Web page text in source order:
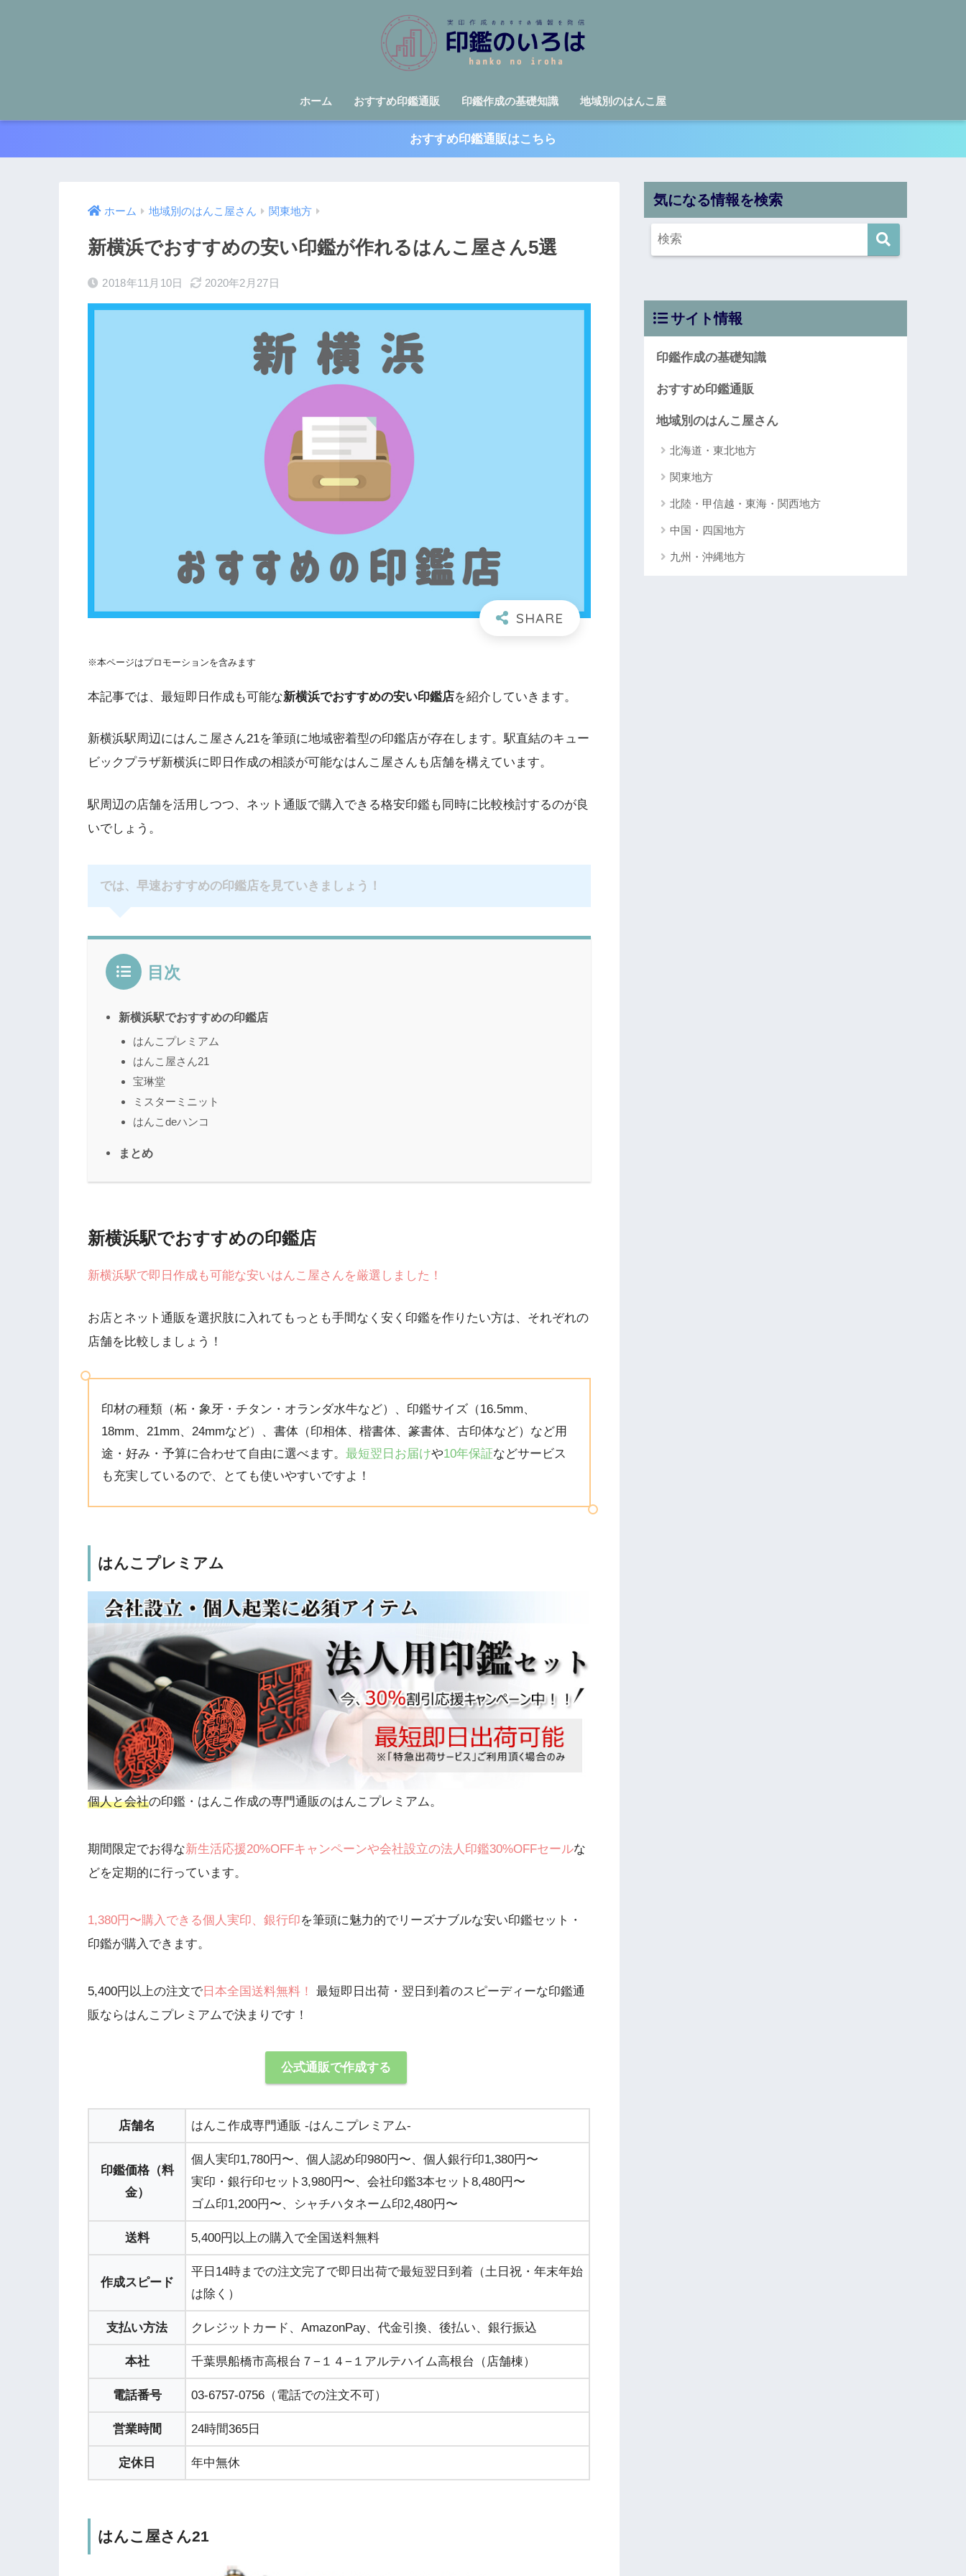
ホーム おすすめ印鑑通販 印鑑作成の基礎知識 地域別のはんこ屋
おすすめ印鑑通販はこちら
ホーム 地域別のはんこ屋さん 関東地方
新横浜でおすすめの安い印鑑が作れるはんこ屋さん5選
2018年11月10日 2020年2月27日
※本ページはプロモーションを含みます
本記事では、最短即日作成も可能な新横浜でおすすめの安い印鑑店を紹介していきます。
新横浜駅周辺にはんこ屋さん21を筆頭に地域密着型の印鑑店が存在します。駅直結のキュー
ビックプラザ新横浜に即日作成の相談が可能なはんこ屋さんも店舗を構えています。
駅周辺の店舗を活用しつつ、ネット通販で購入できる格安印鑑も同時に比較検討するのが良
いでしょう。
では、早速おすすめの印鑑店を見ていきましょう！
目次
新横浜駅でおすすめの印鑑店
はんこプレミアム
はんこ屋さん21
宝琳堂
ミスターミニット
はんこdeハンコ
まとめ
新横浜駅でおすすめの印鑑店
新横浜駅で即日作成も可能な安いはんこ屋さんを厳選しました！
お店とネット通販を選択肢に入れてもっとも手間なく安く印鑑を作りたい方は、それぞれの
店舗を比較しましょう！
印材の種類（柘・象牙・チタン・オランダ水牛など）、印鑑サイズ（16.5mm、
18mm、21mm、24mmなど）、書体（印相体、楷書体、篆書体、古印体など）など用
途・好み・予算に合わせて自由に選べます。最短翌日お届けや10年保証などサービス
も充実しているので、とても使いやすいですよ！
はんこプレミアム
個人と会社の印鑑・はんこ作成の専門通販のはんこプレミアム。
期間限定でお得な新生活応援20%OFFキャンペーンや会社設立の法人印鑑30%OFFセールな
どを定期的に行っています。
1,380円〜購入できる個人実印、銀行印を筆頭に魅力的でリーズナブルな安い印鑑セット・
印鑑が購入できます。
5,400円以上の注文で 日本全国送料無料！
最短即日出荷・翌日到着のスピーディーな印鑑通
販ならはんこプレミアムで決まりです！
公式通販で作成する
店舗名 はんこ作成専門通販 -はんこプレミアム-
印鑑価格（料
金）
個人実印1,780円〜、個人認め印980円〜、個人銀行印1,380円〜
実印・銀行印セット3,980円〜、会社印鑑3本セット8,480円〜
ゴム印1,200円〜、シャチハタネーム印2,480円〜
送料 5,400円以上の購入で全国送料無料
作成スピード
平日14時までの注文完了で即日出荷で最短翌日到着 （土日祝・年末年始
は除く）
支払い方法 クレジットカード、AmazonPay、代金引換、後払い、銀行振込
本社 千葉県船橋市高根台７−１４−１アルテハイム高根台（店舗棟）
電話番号 03-6757-0756（電話での注文不可）
営業時間 24時間365日
定休日 年中無休
はんこ屋さん21
気になる情報を検索
サイト情報
印鑑作成の基礎知識
おすすめ印鑑通販
地域別のはんこ屋さん
北海道・東北地方
関東地方
北陸・甲信越・東海・関西地方
中国・四国地方
九州・沖縄地方